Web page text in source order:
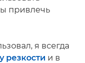
привлечь
я всегда
резкости и в